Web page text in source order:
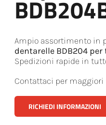
Ampio assortimento in
dentarelle BDB204
Spedizioni rapide in
Contattaci per
RICHIEDI INFORMAZIONI